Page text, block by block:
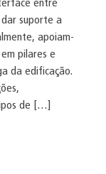
suporte a
apoiam-
pilares e
da edificação.
de […]